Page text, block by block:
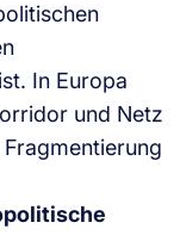
In Europa
und Netz